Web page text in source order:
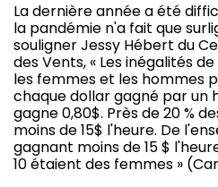
La dernière année a été
la pandémie n'a fait que
souligner Jessy Hébert du
des Vents, « Les inégalités
les femmes et les hommes
chaque dollar gagné par un
gagne 0,80$. Près de 20 %
moins de 15$ l'heure. De
gagnant moins de 15 $
10 étaient des femmes »